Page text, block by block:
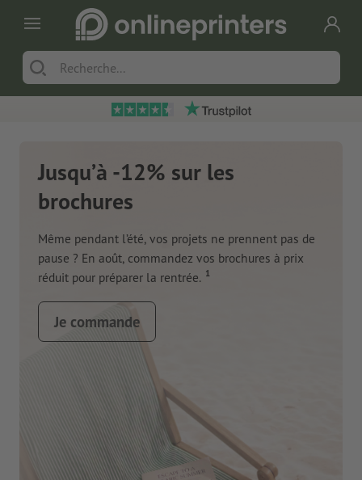
Jusqu’à -12% sur les
brochures
Même pendant l’été, vos projets ne prennent pas de
pause ? En août, commandez vos brochures à prix
réduit pour préparer la rentrée. 1
Je commande